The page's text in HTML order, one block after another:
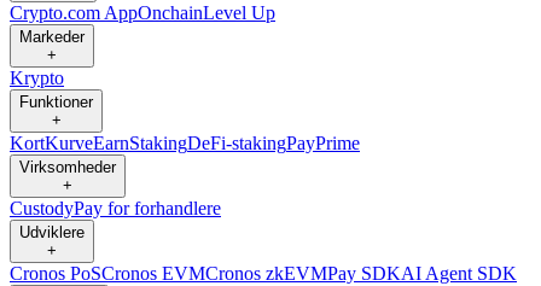
Crypto.com AppOnchainLevel Up
Markeder
+
Krypto
Funktioner
+
KortKurveEarnStakingDeFi-stakingPayPrime
Virksomheder
+
CustodyPay for forhandlere
Udviklere
+
Cronos PoSCronos EVMCronos zkEVMPay SDKAI Agent SDK